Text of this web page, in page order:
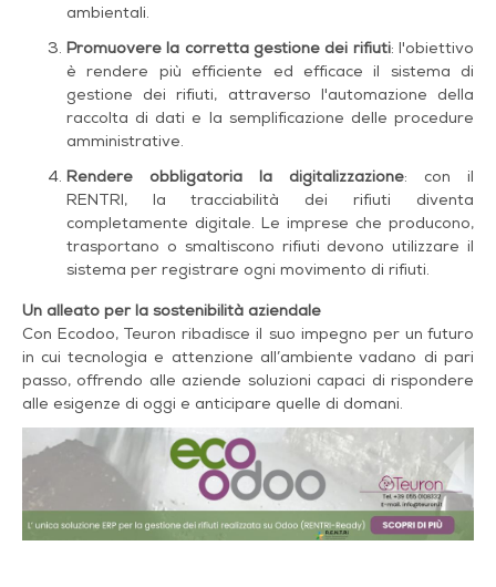
ambientali.
Promuovere la corretta gestione dei rifiuti: l'obiettivo
è rendere più efficiente ed efficace il sistema di
gestione dei rifiuti, attraverso l'automazione della
raccolta di dati e la semplificazione delle procedure
amministrative.
Rendere obbligatoria la digitalizzazione: con il
RENTRI, la tracciabilità dei rifiuti diventa
completamente digitale. Le imprese che producono,
trasportano o smaltiscono rifiuti devono utilizzare il
sistema per registrare ogni movimento di rifiuti.
Un alleato per la sostenibilità aziendale
Con Ecodoo, Teuron ribadisce il suo impegno per un futuro
in cui tecnologia e attenzione all’ambiente vadano di pari
passo, offrendo alle aziende soluzioni capaci di rispondere
alle esigenze di oggi e anticipare quelle di domani.